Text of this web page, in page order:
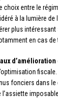
choix entre le
à la lumière de
plus
en cas de
fonciers dans le